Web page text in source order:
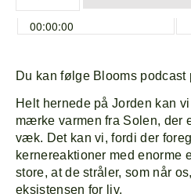
Du kan følge Blooms podcast
Helt hernede på Jorden kan
mærke varmen fra Solen, der
væk. Det kan vi, fordi der
kernereaktioner med enorme
store, at de stråler, som når
eksistensen for liv.